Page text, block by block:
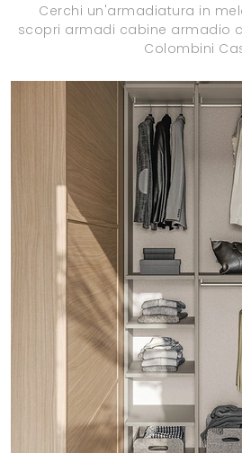
Cerchi un'armadiatura in
scopri armadi cabine armadio
Colombini